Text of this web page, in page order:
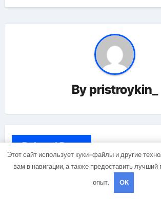
By pristroykin_
Related Post
Этот сайт использует куки-файлы и другие
вам в навигации, а также предоставить лучший
опыт.
OK